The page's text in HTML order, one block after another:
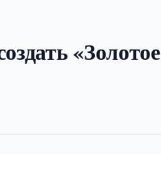
«Золотое